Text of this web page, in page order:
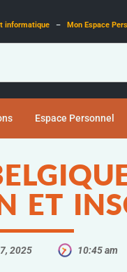
informatique– Mon Espace
Espace Personnel
ET
2025 10:45 am